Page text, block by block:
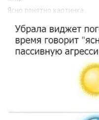
Ясно понятно картинка